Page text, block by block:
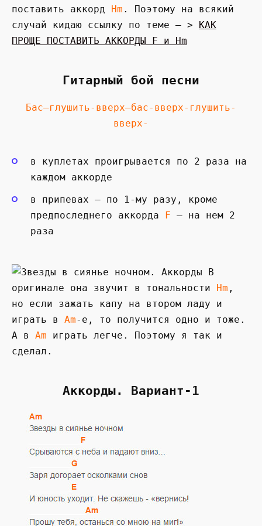
поставить аккорд
Hm . Поэтому на всякий
случай кидаю ссылку по теме — >
КАК
ПРОЩЕ ПОСТАВИТЬ АККОРДЫ F и Hm
Гитарный бой песни
Бас—глушить-вверх—бас-вверх-глушить-
вверх-
в куплетах проигрывается по 2 раза на
каждом аккорде
в припевах — по 1-му разу, кроме
предпоследнего аккорда
F — на нем 2
раза
В
оригинале она звучит в тональности
Hm ,
но если зажать капу на втором ладу и
играть в Am-е, то получится одно и тоже.
А в Am играть легче. Поэтому я так и
сделал.
Аккорды. Вариант-1